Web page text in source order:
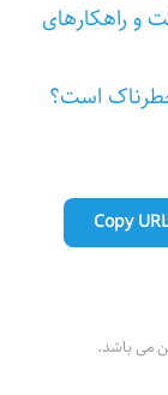
و راهکارهای
است؟
Copy URL
می باشد.